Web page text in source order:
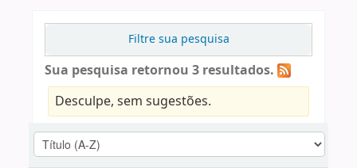
Filtre sua pesquisa
Sua pesquisa retornou 3 resultados.
Desculpe, sem sugestões.